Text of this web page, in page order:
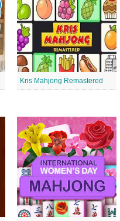
Kris Mahjong Remastered